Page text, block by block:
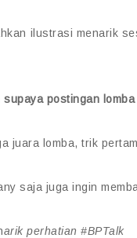
ilustrasi menarik
postingan
juara lomba, trik
saja juga ingin
arik perhatian #BPTalk